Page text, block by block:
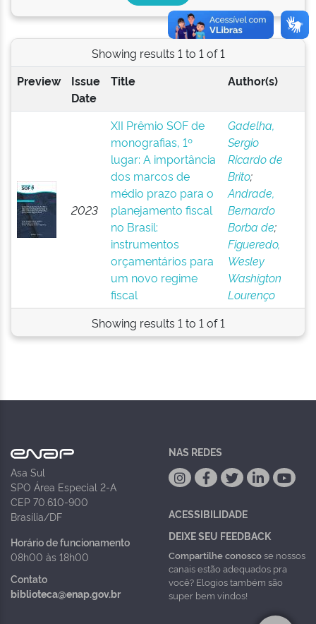
Showing results 1 to 1 of 1
Preview
Issue
Date
Title Author(s)
2023
XII Prêmio SOF de
monografias, 1º
lugar: A importância
dos marcos de
médio prazo para o
planejamento fiscal
no Brasil:
instrumentos
orçamentários para
um novo regime
fiscal
Gadelha,
Sergio
Ricardo de
Brito;
Andrade,
Bernardo
Borba de;
Figueredo,
Wesley
Washigton
Lourenço
Showing results 1 to 1 of 1
Asa Sul
SPO Área Especial 2-A
CEP 70.610-900
Brasília/DF
Horário de funcionamento
08h00 às 18h00
Contato
biblioteca@enap.gov.br
NAS REDES
ACESSIBILIDADE
DEIXE SEU FEEDBACK
Compartilhe conoscose nossos
canais estão adequados pra
você? Elogios também são
super bem vindos!